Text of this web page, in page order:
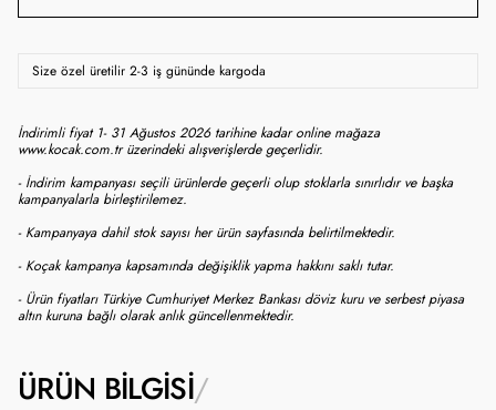
Size özel üretilir 2-3 iş gününde kargoda
İndirimli fiyat 1- 31 Ağustos 2026 tarihine kadar online mağaza
www.kocak.com.tr üzerindeki alışverişlerde geçerlidir.
- İndirim kampanyası seçili ürünlerde geçerli olup stoklarla sınırlıdır ve başka
kampanyalarla birleştirilemez.
- Kampanyaya dahil stok sayısı her ürün sayfasında belirtilmektedir.
- Koçak kampanya kapsamında değişiklik yapma hakkını saklı tutar.
- Ürün fiyatları Türkiye Cumhuriyet Merkez Bankası döviz kuru ve serbest piyasa
altın kuruna bağlı olarak anlık güncellenmektedir.
ÜRÜN BILGISI